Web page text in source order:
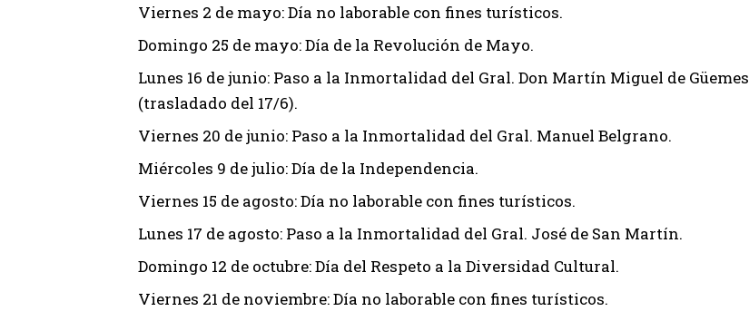
Viernes 2 de mayo: Día no laborable con fines turísticos.
Domingo 25 de mayo: Día de la Revolución de Mayo.
Lunes 16 de junio: Paso a la Inmortalidad del Gral. Don Martín Miguel de Güemes
(trasladado del 17/6).
Viernes 20 de junio: Paso a la Inmortalidad del Gral. Manuel Belgrano.
Miércoles 9 de julio: Día de la Independencia.
Viernes 15 de agosto: Día no laborable con fines turísticos.
Lunes 17 de agosto: Paso a la Inmortalidad del Gral. José de San Martín.
Domingo 12 de octubre: Día del Respeto a la Diversidad Cultural.
Viernes 21 de noviembre: Día no laborable con fines turísticos.